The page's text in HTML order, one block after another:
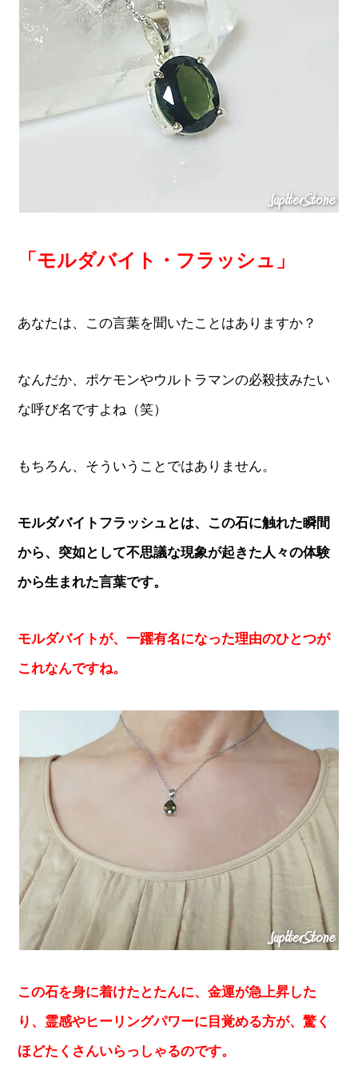
「モルダバイト・フラッシュ」
あなたは、この言葉を聞いたことはありますか？
なんだか、ポケモンやウルトラマンの必殺技みたい
な呼び名ですよね（笑）
もちろん、そういうことではありません。
モルダバイトフラッシュとは、この石に触れた瞬間
から、突如として不思議な現象が起きた人々の体験
から生まれた言葉です。
モルダバイトが、一躍有名になった理由のひとつが
これなんですね。
この石を身に着けたとたんに、金運が急上昇した
り、霊感やヒーリングパワーに目覚める方が、驚く
ほどたくさんいらっしゃるのです。